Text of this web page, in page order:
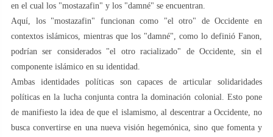
en el cual los "mostazafin" y los "damné" se encuentran.
Aquí, los "mostazafin" funcionan como "el otro" de Occidente en
contextos islámicos, mientras que los "damné", como lo definió Fanon,
podrían ser considerados "el otro racializado" de Occidente, sin el
componente islámico en su identidad.
Ambas identidades políticas son capaces de articular solidaridades
políticas en la lucha conjunta contra la dominación colonial. Esto pone
de manifiesto la idea de que el islamismo, al descentrar a Occidente, no
busca convertirse en una nueva visión hegemónica, sino que fomenta y